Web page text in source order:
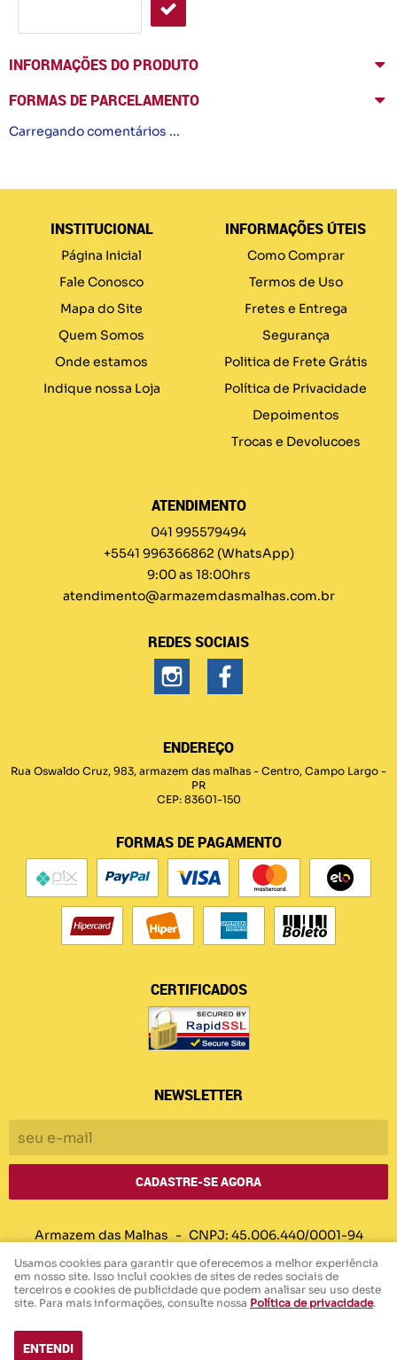
INFORMAÇÕES DO PRODUTO
FORMAS DE PARCELAMENTO
Carregando comentários ...
INSTITUCIONAL
Página Inicial
Fale Conosco
Mapa do Site
Quem Somos
Onde estamos
Indique nossa Loja
INFORMAÇÕES ÚTEIS
Como Comprar
Termos de Uso
Fretes e Entrega
Segurança
Politica de Frete Grátis
Política de Privacidade
Depoimentos
Trocas e Devolucoes
ATENDIMENTO
041 995579494
+5541 996366862 (WhatsApp)
9:00 as 18:00hrs
atendimento@armazemdasmalhas.com.br
REDES SOCIAIS
ENDEREÇO
Rua Oswaldo Cruz, 983, armazem das malhas - Centro, Campo Largo -
PR
CEP: 83601-150
FORMAS DE PAGAMENTO
CERTIFICADOS
NEWSLETTER
CADASTRE-SE AGORA
Armazem das Malhas CNPJ: 45.006.440/0001-94
LOJA VIRTUAL CRIADA POR
Usamos cookies para garantir que oferecemos a melhor experiência
em nosso site. Isso inclui cookies de sites de redes sociais de
terceiros e cookies de publicidade que podem analisar seu uso deste
site. Para mais informações, consulte nossa Política de privacidade.
ENTENDI